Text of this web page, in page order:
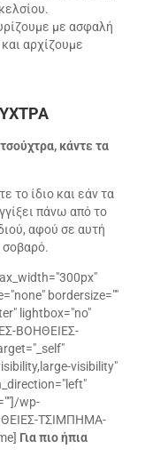
με ασφαλή
αρχίζουμε
κάντε τα
το ίδιο και εάν τα
πάνω από το
αφού σε αυτή
σοβαρό.
bordersize=""
lightbox="no"
ΒΟΗΘΕΙΕΣ-
visibility"
wp-
ΤΣΙΜΠΗΜΑ-
Για πιο ήπια